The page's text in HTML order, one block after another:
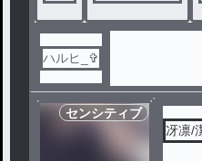
ハルヒ_✞
センシティブ
冴凛/